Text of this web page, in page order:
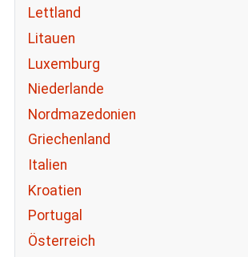
Lettland
Litauen
Luxemburg
Niederlande
Nordmazedonien
Griechenland
Italien
Kroatien
Portugal
Österreich